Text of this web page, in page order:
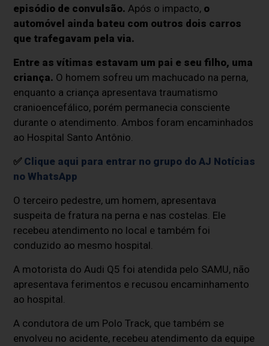
episódio de convulsão. Após o impacto, o
automóvel ainda bateu com outros dois carros
que trafegavam pela via.
Entre as vítimas estavam um pai e seu filho, uma
criança. O homem sofreu um machucado na perna,
enquanto a criança apresentava traumatismo
cranioencefálico, porém permanecia consciente
durante o atendimento. Ambos foram encaminhados
ao Hospital Santo Antônio.
✅ Clique aqui para entrar no grupo do AJ Notícias
no WhatsApp
O terceiro pedestre, um homem, apresentava
suspeita de fratura na perna e nas costelas. Ele
recebeu atendimento no local e também foi
conduzido ao mesmo hospital.
A motorista do Audi Q5 foi atendida pelo SAMU, não
apresentava ferimentos e recusou encaminhamento
ao hospital.
A condutora de um Polo Track, que também se
envolveu no acidente, recebeu atendimento da equipe